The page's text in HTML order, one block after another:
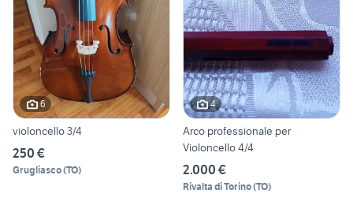
6
violoncello 3/4
250 €
Grugliasco(TO)
4
Arco professionale per
Violoncello 4/4
2.000 €
Rivalta di Torino(TO)